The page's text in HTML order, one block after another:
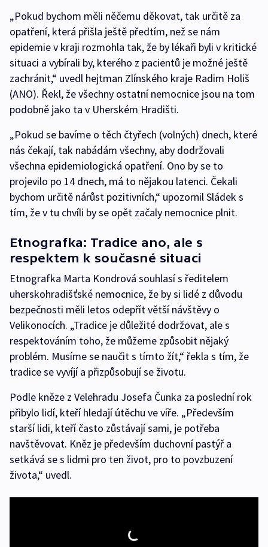
„Pokud bychom měli něčemu děkovat, tak určitě za
opatření, která přišla ještě předtím, než se nám
epidemie v kraji rozmohla tak, že by lékaři byli v kritické
situaci a vybírali by, kterého z pacientů je možné ještě
zachránit,“ uvedl hejtman Zlínského kraje Radim Holiš
(ANO). Řekl, že všechny ostatní nemocnice jsou na tom
podobně jako ta v Uherském Hradišti.
„Pokud se bavíme o těch čtyřech (volných) dnech, které
nás čekají, tak nabádám všechny, aby dodržovali
všechna epidemiologická opatření. Ono by se to
projevilo po 14 dnech, má to nějakou latenci. Čekali
bychom určitě nárůst pozitivních,“ upozornil Sládek s
tím, že v tu chvíli by se opět začaly nemocnice plnit.
Etnografka: Tradice ano, ale s
respektem k současné situaci
Etnografka Marta Kondrová souhlasí s ředitelem
uherskohradišťské nemocnice, že by si lidé z důvodu
bezpečnosti měli letos odepřít větší návštěvy o
Velikonocích. „Tradice je důležité dodržovat, ale s
respektováním toho, že můžeme způsobit nějaký
problém. Musíme se naučit s tímto žít,“ řekla s tím, že
tradice se vyvíjí a přizpůsobují se životu.
Podle kněze z Velehradu Josefa Čunka za poslední rok
přibylo lidí, kteří hledají útěchu ve víře. „Především
starší lidi, kteří často zůstávají sami, je potřeba
navštěvovat. Kněz je především duchovní pastýř a
setkává se s lidmi pro ten život, pro to povzbuzení
života,“ uvedl.